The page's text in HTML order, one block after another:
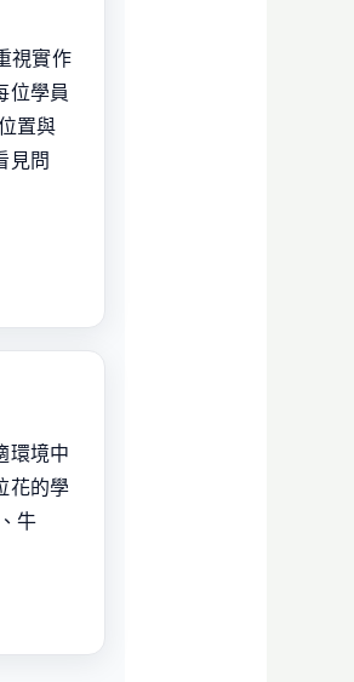
視實作
位學員
置與
見問
環境中
花的學
牛